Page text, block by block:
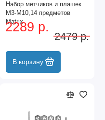
Набор метчиков и плашек
М3-М10,14 предметов
Matrix
2289 р.
2479 р.
В корзину